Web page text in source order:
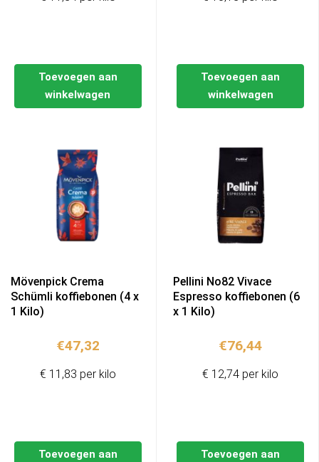
Toevoegen aan
winkelwagen
Toevoegen aan
winkelwagen
Mövenpick Crema
Schümli koffiebonen (4 x
1 Kilo)
€47,32
Toevoegen aan
€ 11,83 per kilo
Pellini No82 Vivace
Espresso koffiebonen (6
x 1 Kilo)
€76,44
Toevoegen aan
€ 12,74 per kilo